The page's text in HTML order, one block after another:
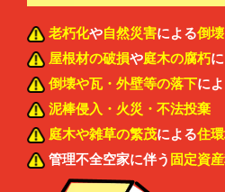
老朽化や自然災害による倒壊
屋根材の破損や庭木の腐朽
倒壊や瓦・外壁等の落下に
泥棒侵入・火災・不法投棄
庭木や雑草の繁茂による住
管理不全空家に伴う固定資